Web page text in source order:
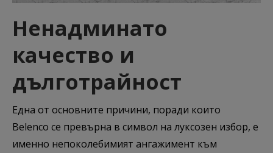
Ненадминато
качество и
дълготрайност
Една от основните причини, поради които
Belenco се превърна в символ на луксозен избор, е
именно непоколебимият ангажимент към